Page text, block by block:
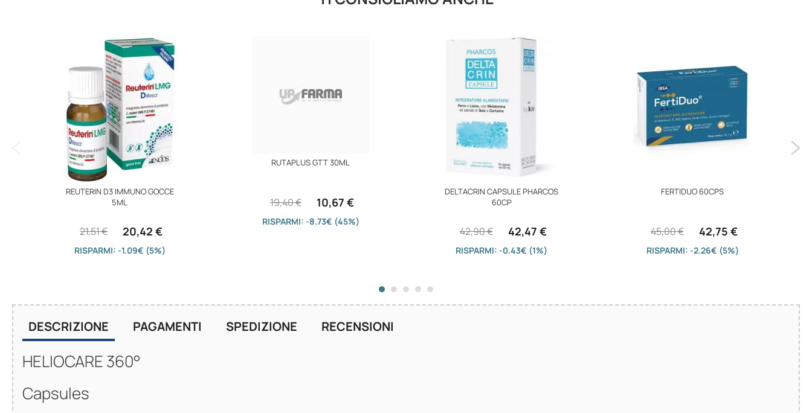
REUTERIN D3 IMMUNO GOCCE
5ML
20,42 €
21,51 €
RISPARMI: -1.09€ (5%)
RUTAPLUS GTT 30ML
10,67 €
19,40 €
RISPARMI: -8.73€ (45%)
DELTACRIN CAPSULE PHARCOS
60CP
42,47 €
42,90 €
RISPARMI: -0.43€ (1%)
FERTIDUO 60CPS
42,75 €
45,00 €
RISPARMI: -2.26€ (5%)
DESCRIZIONE
HELIOCARE 360°
Capsules
PAGAMENTI SPEDIZIONE RECENSIONI